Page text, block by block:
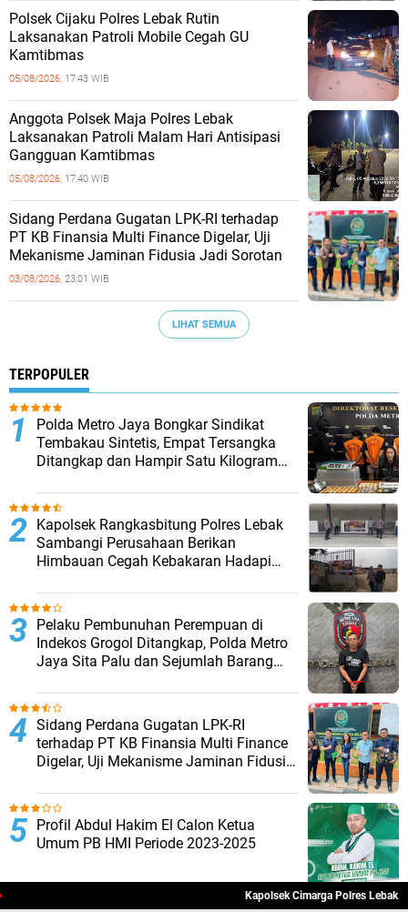
Polsek Cijaku Polres Lebak Rutin
Laksanakan Patroli Mobile Cegah GU
Kamtibmas
05/08/2026, 17:43 WIB
Anggota Polsek Maja Polres Lebak
Laksanakan Patroli Malam Hari Antisipasi
Gangguan Kamtibmas
05/08/2026, 17:40 WIB
Sidang Perdana Gugatan LPK-RI terhadap
PT KB Finansia Multi Finance Digelar, Uji
Mekanisme Jaminan Fidusia Jadi Sorotan
03/08/2026, 23:01 WIB
LIHAT SEMUA
TERPOPULER
‎Polda Metro Jaya Bongkar Sindikat
Tembakau Sintetis, Empat Tersangka
Ditangkap dan Hampir Satu Kilogram
Kapolsek Rangkasbitung Polres Lebak
Sambangi Perusahaan Berikan
Himbauan Cegah Kebakaran Hadapi
Pelaku Pembunuhan Perempuan di
Indekos Grogol Ditangkap, Polda Metro
Jaya Sita Palu dan Sejumlah Barang
Sidang Perdana Gugatan LPK-RI
terhadap PT KB Finansia Multi Finance
Digelar, Uji Mekanisme Jaminan Fidusia
Profil Abdul Hakim El Calon Ketua
Umum PB HMI Periode 2023-2025
Kapolsek Cimarga Polres Lebak